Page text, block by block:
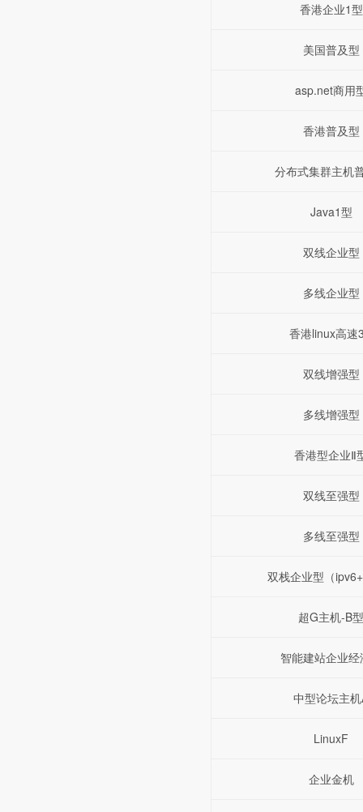
香港企业1型
美国普及型
asp.net商用
香港普及型
分布式集群主机
Java1型
双线企业型
多线企业型
香港linux高速
双线增强型
多线增强型
香港型企业Ⅱ
双线至强型
多线至强型
双栈企业型（
超G主机-B型
智能建站企业经
中型论坛主
LinuxF
企业金机